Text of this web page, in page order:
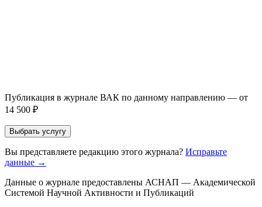
Публикация в журнале ВАК по данному направлению — от
14 500 ₽
Выбрать услугу
Вы представляете редакцию этого журнала? Исправьте
данные →
Данные о журнале предоставлены АСНАП — Академической
Системой Научной Активности и Публикаций